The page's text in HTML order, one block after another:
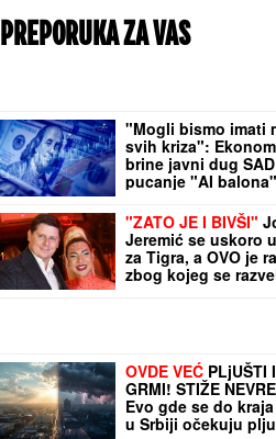
PREPORUKA ZA VAS
"Mogli bismo imati
svih kriza":
brine javni dug
pucanje "AI balona"
"ZATO JE I BIVŠI"
Jeremić se uskoro
za Tigra, a OVO je
zbog kojeg se
OVDE VEĆ PLjUŠTI I
GRMI! STIŽE
Evo gde se do
u Srbiji očekuju